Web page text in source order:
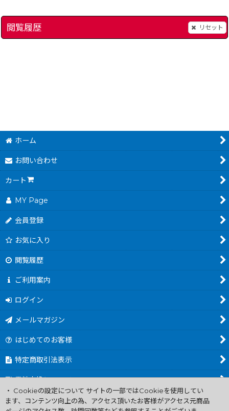
閲覧履歴 リセット
ホーム
お問い合わせ
カート
MY Page
会員登録
お気に入り
閲覧履歴
ご利用案内
ログイン
メールマガジン
はじめてのお客様
特定商取引法表示
電池交換について
商品カテゴリ一覧
・ Cookieの設定について サイトの一部ではCookieを使用してい
ます、コンテンツ向上の為、アクセス頂いたお客様がアクセス元商品